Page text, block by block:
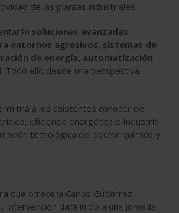
de las plantas industriales.
soluciones avanzadas
entornos agresivos, sistemas de
de energía, automatización
. Todo ello desde una perspectiva
a los asistentes conocer de
eficiencia energética e Industria
tecnológica del sector químico y
que ofrecerá Carlos Gutiérrez
intervención dará inicio a una jornada